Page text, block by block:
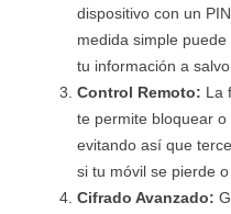
dispositivo con un
medida simple
tu información a
Control Remoto: La
te permite bloquear
evitando así que
si tu móvil se pierde
Cifrado Avanzado: